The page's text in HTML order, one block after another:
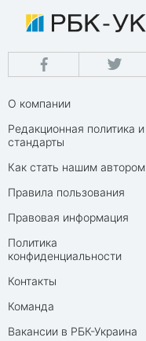
О компании
Редакционная политика и
стандарты
Как стать нашим автором
Правила пользования
Правовая информация
Политика
конфиденциальности
Контакты
Команда
Вакансии в РБК-Украина